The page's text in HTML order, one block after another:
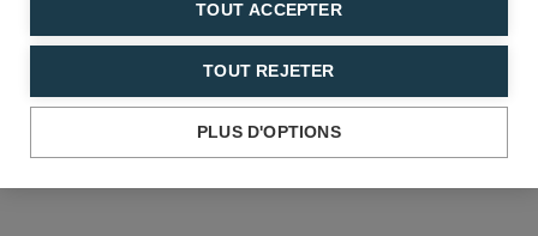
TOUT ACCEPTER
TOUT REJETER
PLUS D'OPTIONS